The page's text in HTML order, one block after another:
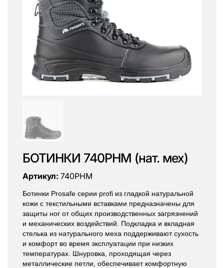
БОТИНКИ 740РНМ (нат. мех)
Артикул: 740РНМ
Ботинки Prosafe серии profi из гладкой натуральной
кожи с текстильными вставками предназначены для
защиты ног от общих производственных загрязнений
и механических воздействий. Подкладка и вкладная
стелька из натурального меха поддерживают сухость
и комфорт во время эксплуатации при низких
температурах. Шнуровка, проходящая через
металлические петли, обеспечивает комфортную